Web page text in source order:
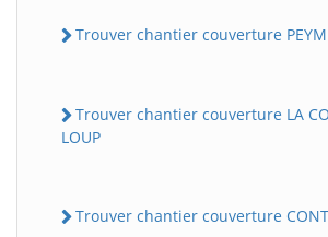
Trouver chantier couverture
Trouver chantier couverture LA
LOUP
Trouver chantier couverture